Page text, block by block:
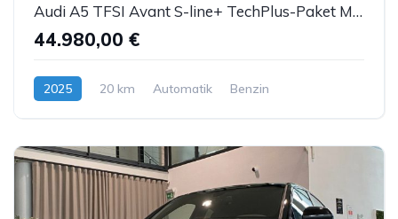
Audi A5 TFSI Avant S-line+ TechPlus-Paket Matrix ACC
44.980,00 €
2025 20 km Automatik Benzin